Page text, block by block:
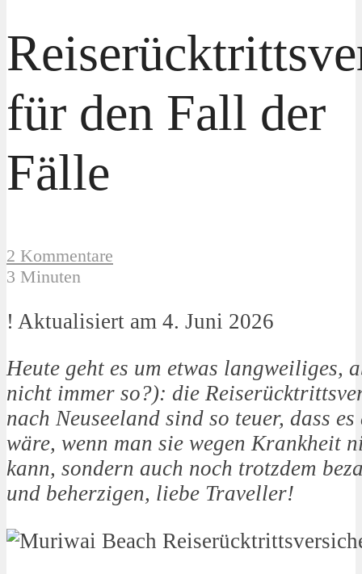
für den Fall der
Fälle
2 Kommentare
3 Minuten
! Aktualisiert am 4. Juni 2026
Heute geht es um etwas langweiliges,
nicht immer so?): die
nach Neuseeland sind so teuer, dass
wäre, wenn man sie wegen Krankheit
kann, sondern auch noch trotzdem
und beherzigen, liebe Traveller!